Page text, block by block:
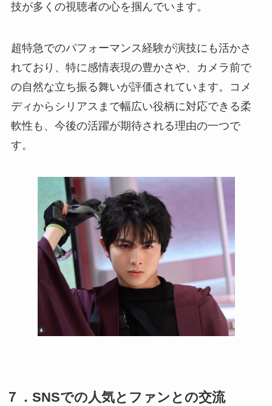
技が多くの視聴者の心を掴んでいます。
超特急でのパフォーマンス経験が演技にも活かさ
れており、特に感情表現の豊かさや、カメラ前で
の自然な立ち振る舞いが評価されています。コメ
ディからシリアスまで幅広い役柄に対応できる柔
軟性も、今後の活躍が期待される理由の一つで
す。
７．SNSでの人気とファンとの交流